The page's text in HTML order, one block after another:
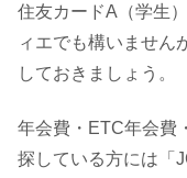
住友カードA（学生
ィエでも構いません
しておきましょう。
年会費・ETC年会費
探している方には「